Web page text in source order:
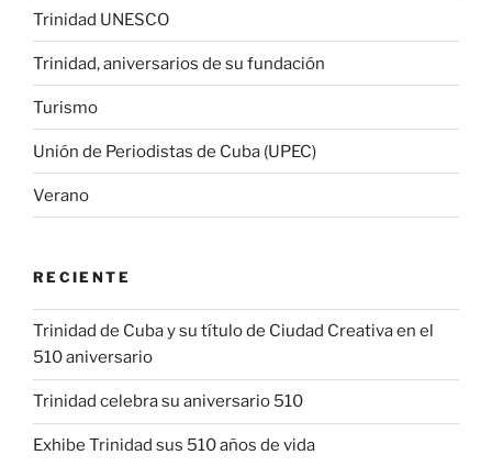
Trinidad UNESCO
Trinidad, aniversarios de su fundación
Turismo
Unión de Periodistas de Cuba (UPEC)
Verano
RECIENTE
Trinidad de Cuba y su título de Ciudad Creativa en el
510 aniversario
Trinidad celebra su aniversario 510
Exhibe Trinidad sus 510 años de vida